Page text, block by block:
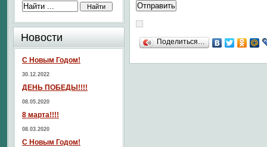
Поделиться…
Новости
С Новым Годом!
30.12.2022
ДЕНЬ ПОБЕДЫ!!!!
08.05.2020
8 марта!!!!
08.03.2020
С Новым Годом!